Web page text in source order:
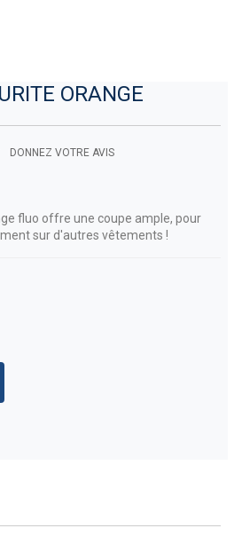
ORANGE
DONNEZ VOTRE AVIS
fluo offre une coupe ample, pour
sur d'autres vêtements !